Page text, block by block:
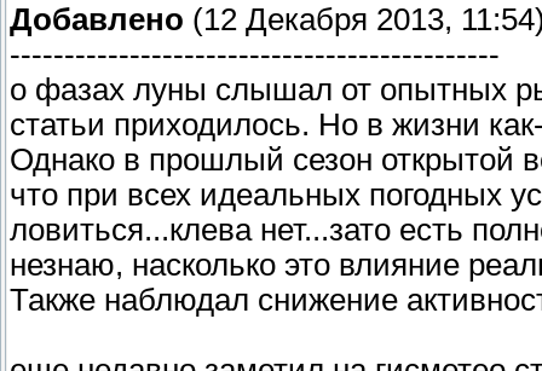
Добавлено (12 Декабря 2013,
---------------------------------------------
о фазах луны слышал от опытных
статьи приходилось. Но в жизни
Однако в прошлый сезон открытой
что при всех идеальных погодных
ловиться...клева нет...зато есть
незнаю, насколько это влияние
Также наблюдал снижение